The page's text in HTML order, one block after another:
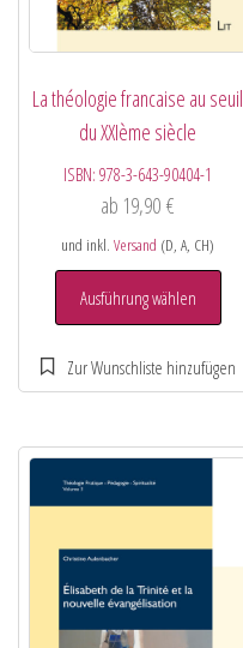
La théologie francaise au seuil
du XXIème siècle
ISBN:978-3-643-90404-1
ab 19,90€
und inkl.Versand (D, A, CH)
Ausführung wählen